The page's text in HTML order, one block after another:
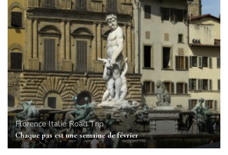
FlorenceItalieRoad Trip
Chaque pas est une semaine de février